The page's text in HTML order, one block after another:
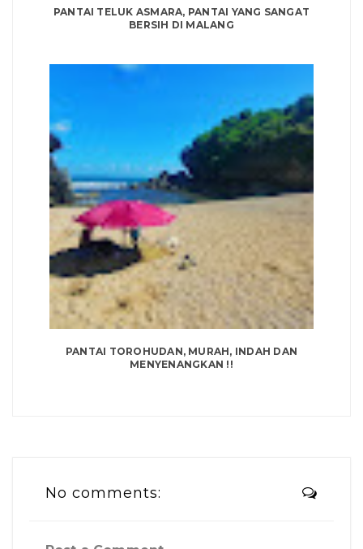
PANTAI TELUK ASMARA, PANTAI YANG SANGAT
BERSIH DI MALANG
PANTAI TOROHUDAN, MURAH, INDAH DAN
MENYENANGKAN !!
No comments: